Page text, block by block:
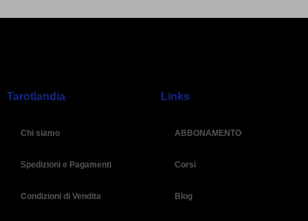
Tarotlandia
Chi siamo
Spedizioni e Pagamenti
Condizioni di Vendita
Links
ABBONAMENTO
Corsi
Blog